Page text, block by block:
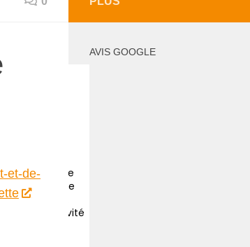
et-de-
AVIS GOOGLE
rapide de
un nid de
un toit.
réactivité